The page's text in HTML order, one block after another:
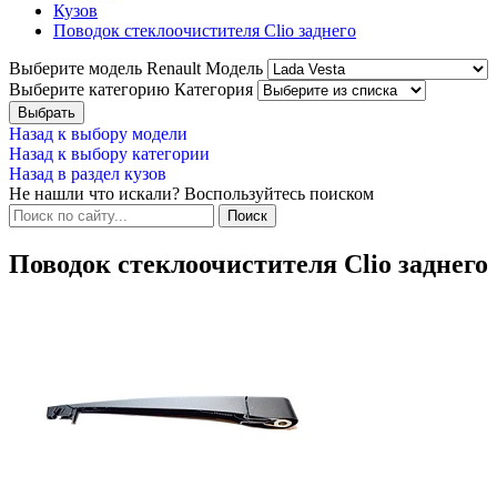
Кузов
Поводок стеклоочистителя Clio заднего
Выберите модель Renault Модель
Выберите категорию Категория
Назад к выбору модели
Назад к выбору категории
Назад в раздел кузов
Не нашли что искали? Воспользуйтесь поиском
Поводок стеклоочистителя Clio заднего